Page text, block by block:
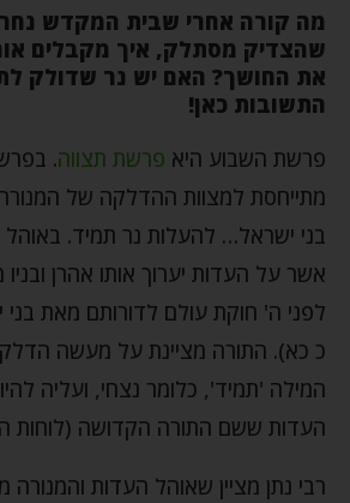
מה קורה אחרי שבית המקדש
שהצדיק מסתלק, איך מקבלים
את החושך? האם יש נר שדולק
התשובות כאן!
פרשת השבוע היא פרשת תצווה.
מתייחסת למצוות ההדלקה של
בני ישראל… להעלות נר תמיד.
אשר על העדות יערוך אותו אהרן
לפני ה' חוקת עולם לדורותם מאת
כ כא). התורה מציינת על מעשה
המילה 'תמיד', כלומר נצחי, ועליה
העדות ששם התורה הקדושה (לוחות
רבי נתן מציין שאוהל העדות והמנורה